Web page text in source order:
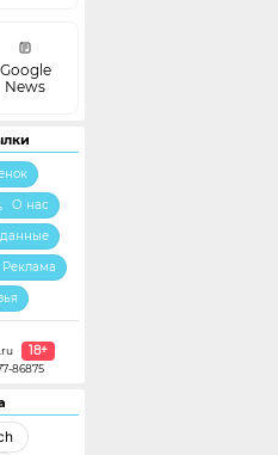
Google
News
О нас
Реклама
18+
86875